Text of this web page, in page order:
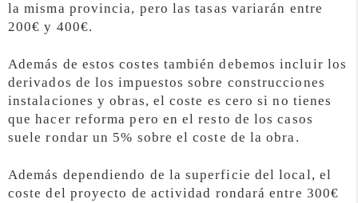
la misma provincia, pero las tasas variarán entre
200€ y 400€.
Además de estos costes también debemos incluir los
derivados de los impuestos sobre construcciones
instalaciones y obras, el coste es cero si no tienes
que hacer reforma pero en el resto de los casos
suele rondar un 5% sobre el coste de la obra.
Además dependiendo de la superficie del local, el
coste del proyecto de actividad rondará entre 300€